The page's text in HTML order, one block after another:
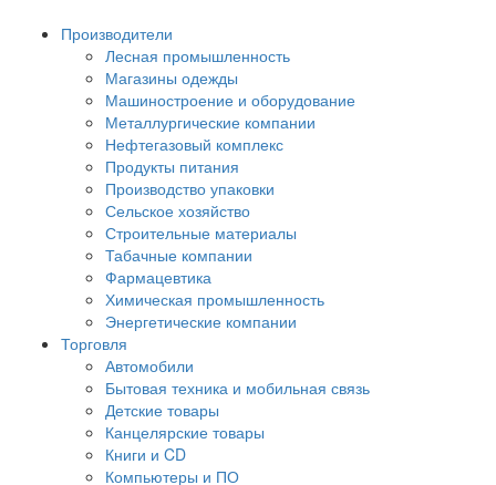
Производители
Лесная промышленность
Магазины одежды
Машиностроение и оборудование
Металлургические компании
Нефтегазовый комплекс
Продукты питания
Производство упаковки
Сельское хозяйство
Строительные материалы
Табачные компании
Фармацевтика
Химическая промышленность
Энергетические компании
Торговля
Автомобили
Бытовая техника и мобильная связь
Детские товары
Канцелярские товары
Книги и CD
Компьютеры и ПО